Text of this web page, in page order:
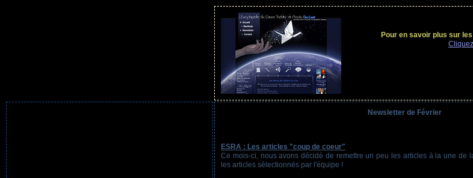
Pour en savoir plus sur
Newsletter de Février
ESRA : Les articles "coup de coeur"
Ce mois-ci, nous avons décidé de remettre un peu les articles à la une de
les articles sélectionnés par l'équipe !